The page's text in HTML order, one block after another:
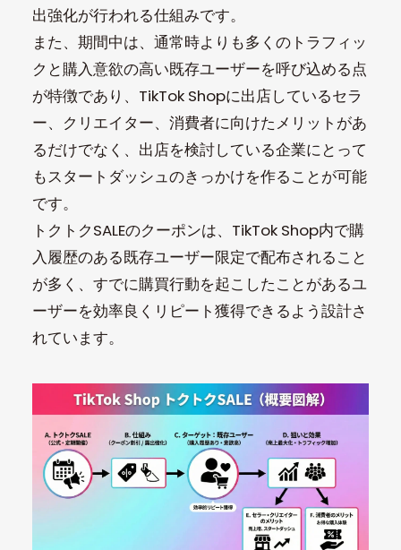
出強化が行われる仕組みです。
また、期間中は、通常時よりも多くのトラフィッ
クと購入意欲の高い既存ユーザーを呼び込める点
が特徴であり、TikTok Shopに出店しているセラ
ー、クリエイター、消費者に向けたメリットがあ
るだけでなく、出店を検討している企業にとって
もスタートダッシュのきっかけを作ることが可能
です。
トクトクSALEのクーポンは、TikTok Shop内で購
入履歴のある既存ユーザー限定で配布されること
が多く、すでに購買行動を起こしたことがあるユ
ーザーを効率良くリピート獲得できるよう設計さ
れています。